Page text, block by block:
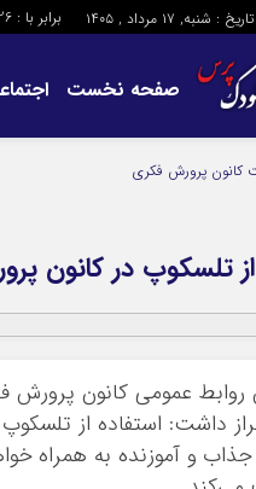
تاریخ : شنبه, ۱۷ مرداد , ۱۴۰۵ برابر با : Saturday - 8 - August - 2026
صفحه نخست
کانون پرورش فکری
از تلسکوپ در کانون
روابط عمومی کانون پرورش
داشت: استفاده از
و آموزنده به همراه